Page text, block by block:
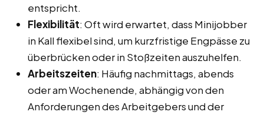
entspricht.
Flexibilität: Oft wird erwartet, dass Minijobber
in Kall flexibel sind, um kurzfristige Engpässe zu
überbrücken oder in Stoßzeiten auszuhelfen.
Arbeitszeiten: Häufig nachmittags, abends
oder am Wochenende, abhängig von den
Anforderungen des Arbeitgebers und der